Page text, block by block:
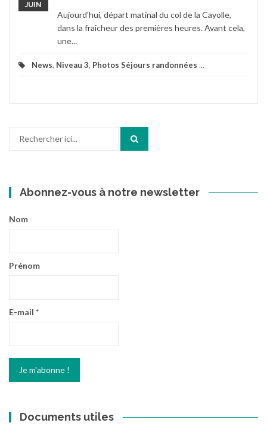
JUIN
Aujourd'hui, départ matinal du col de la Cayolle,
dans la fraîcheur des premières heures. Avant cela,
une...
News, Niveau 3, Photos Séjours randonnées ...
Abonnez-vous à notre newsletter
Nom
Prénom
E-mail *
Documents utiles